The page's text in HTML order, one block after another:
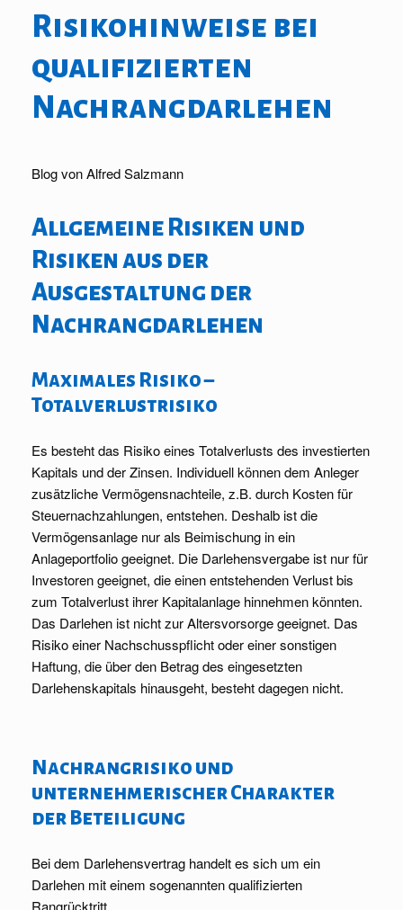
Risikohinweise bei
qualifizierten
Nachrangdarlehen
Blog von Alfred Salzmann
Allgemeine Risiken und
Risiken aus der
Ausgestaltung der
Nachrangdarlehen
Maximales Risiko –
Totalverlustrisiko
Es besteht das Risiko eines Totalverlusts des investierten
Kapitals und der Zinsen. Individuell können dem Anleger
zusätzliche Vermögensnachteile, z.B. durch Kosten für
Steuernachzahlungen, entstehen. Deshalb ist die
Vermögensanlage nur als Beimischung in ein
Anlageportfolio geeignet. Die Darlehensvergabe ist nur für
Investoren geeignet, die einen entstehenden Verlust bis
zum Totalverlust ihrer Kapitalanlage hinnehmen könnten.
Das Darlehen ist nicht zur Altersvorsorge geeignet. Das
Risiko einer Nachschusspflicht oder einer sonstigen
Haftung, die über den Betrag des eingesetzten
Darlehenskapitals hinausgeht, besteht dagegen nicht.
Nachrangrisiko und
unternehmerischer Charakter
der Beteiligung
Bei dem Darlehensvertrag handelt es sich um ein
Darlehen mit einem sogenannten qualifizierten
Rangrücktritt